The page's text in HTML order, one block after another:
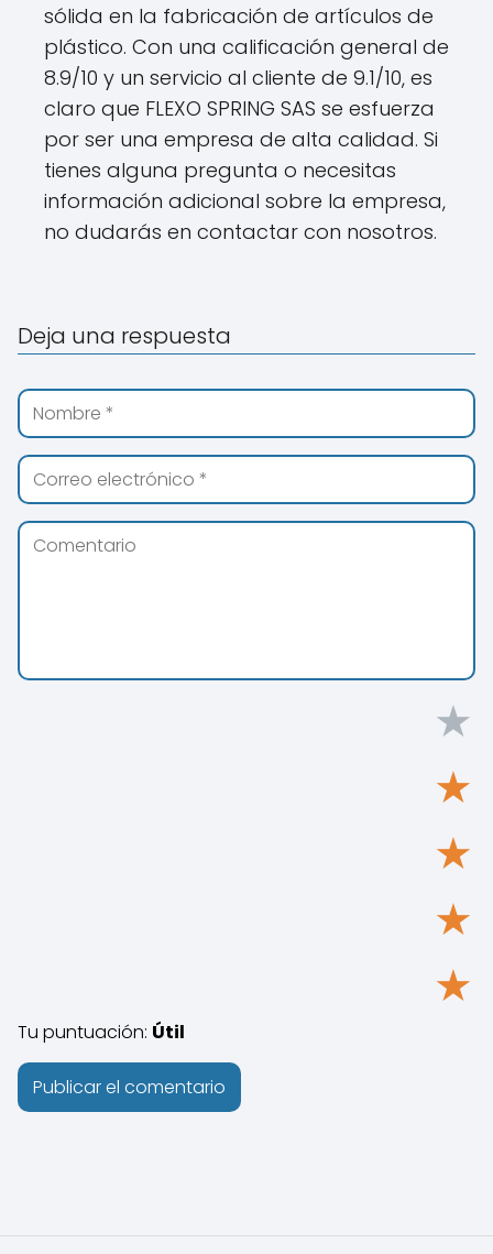
sólida en la fabricación de artículos de
plástico. Con una calificación general de
8.9/10 y un servicio al cliente de 9.1/10, es
claro que FLEXO SPRING SAS se esfuerza
por ser una empresa de alta calidad. Si
tienes alguna pregunta o necesitas
información adicional sobre la empresa,
no dudarás en contactar con nosotros.
Deja una respuesta
★
★
★
★
★
Tu puntuación: Útil